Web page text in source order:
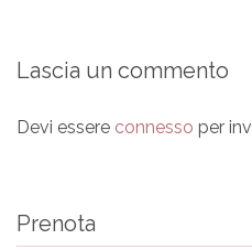
Lascia un commento
Devi essere connesso per
Prenota